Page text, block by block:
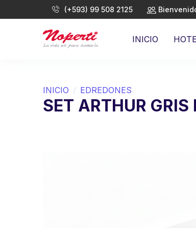
(+593) 99 508 2125
INICIO
INICIO EDREDONES
SET ARTHUR